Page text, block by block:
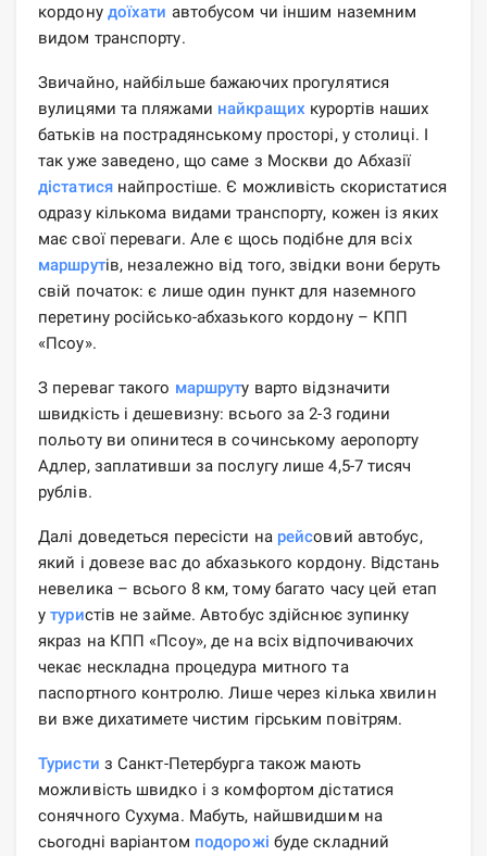
кордону доїхати автобусом чи іншим наземним
видом транспорту.
Звичайно, найбільше бажаючих прогулятися
вулицями та пляжами найкращих курортів наших
батьків на пострадянському просторі, у столиці. І
так уже заведено, що саме з Москви до Абхазії
дістатисянайпростіше. Є можливість скористатися
одразу кількома видами транспорту, кожен із яких
має свої переваги. Але є щось подібне для всіх
маршрутів, незалежно від того, звідки вони беруть
свій початок: є лише один пункт для наземного
перетину російсько-абхазького кордону – КПП
«Псоу».
З переваг такого маршруту варто відзначити
швидкість і дешевизну: всього за 2-3 години
польоту ви опинитеся в сочинському аеропорту
Адлер, заплативши за послугу лише 4,5-7 тисяч
рублів.
Далі доведеться пересісти на рейсовий автобус,
який і довезе вас до абхазького кордону. Відстань
невелика – всього 8 км, тому багато часу цей етап
утуристів не займе. Автобус здійснює зупинку
якраз на КПП «Псоу», де на всіх відпочиваючих
чекає нескладна процедура митного та
паспортного контролю. Лише через кілька хвилин
ви вже дихатимете чистим гірським повітрям.
Туристи з Санкт-Петербурга також мають
можливість швидко і з комфортом дістатися
сонячного Сухума. Мабуть, найшвидшим на
сьогодні варіантом подорожі буде складний